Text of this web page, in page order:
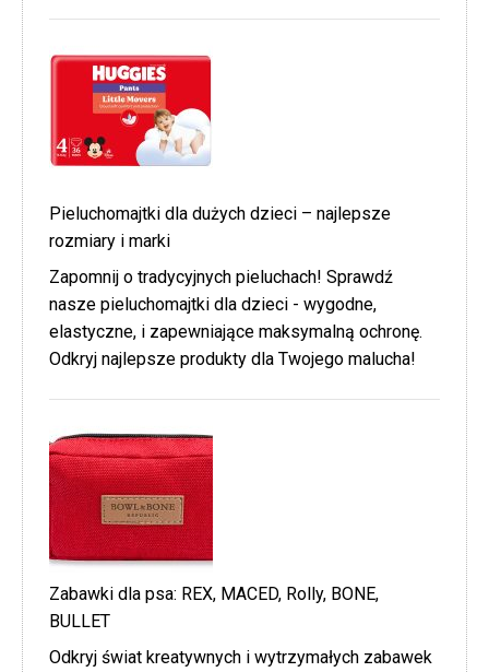
Pieluchomajtki dla dużych dzieci – najlepsze
rozmiary i marki
Zapomnij o tradycyjnych pieluchach! Sprawdź
nasze pieluchomajtki dla dzieci - wygodne,
elastyczne, i zapewniające maksymalną ochronę.
Odkryj najlepsze produkty dla Twojego malucha!
Zabawki dla psa: REX, MACED, Rolly, BONE,
BULLET
Odkryj świat kreatywnych i wytrzymałych zabawek